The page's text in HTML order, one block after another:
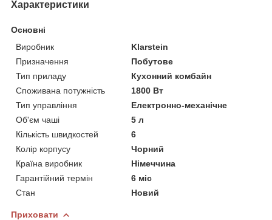
Характеристики
Основні
Виробник
Klarstein
Призначення
Побутове
Тип приладу
Кухонний комбайн
Споживана потужність
1800 Вт
Тип управління
Електронно-механічне
Об'єм чаші
5 л
Кількість швидкостей
6
Колір корпусу
Чорний
Країна виробник
Німеччина
Гарантійний термін
6 міс
Стан
Новий
Приховати